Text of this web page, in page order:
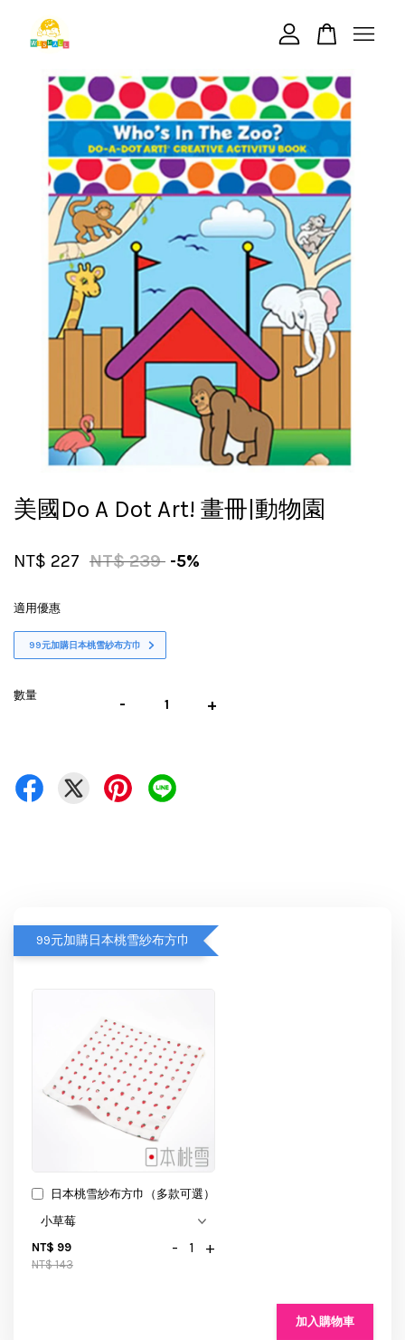
美國Do A Dot Art! 畫冊|動物園
NT$ 227 NT$ 239 -5%
適用優惠
99元加購日本桃雪紗布方巾
數量 - +
99元加購日本桃雪紗布方巾
日本桃雪紗布方巾（多款可選）
NT$ 99
NT$ 143
- +
加入購物車
您的購物車目前還是空的。
繼續購物